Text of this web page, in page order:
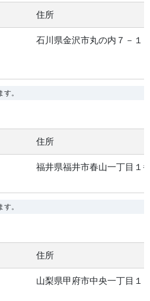
住所
石川県金沢市丸の内７－１
。
住所
福井県福井市春山一丁目１
。
住所
山梨県甲府市中央一丁目１